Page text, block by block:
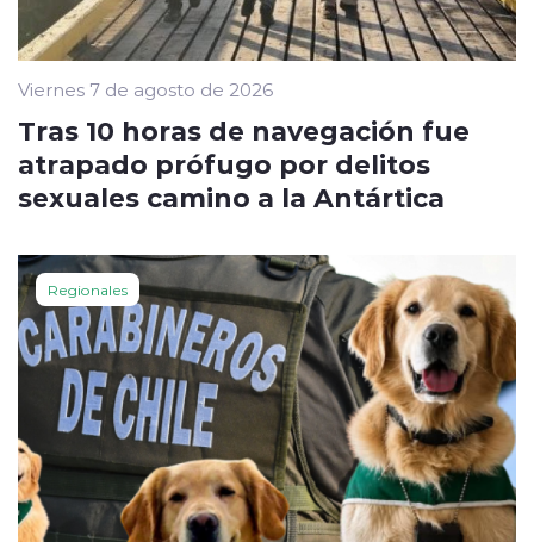
Viernes 7 de agosto de 2026
Tras 10 horas de navegación fue
atrapado prófugo por delitos
sexuales camino a la Antártica
Regionales